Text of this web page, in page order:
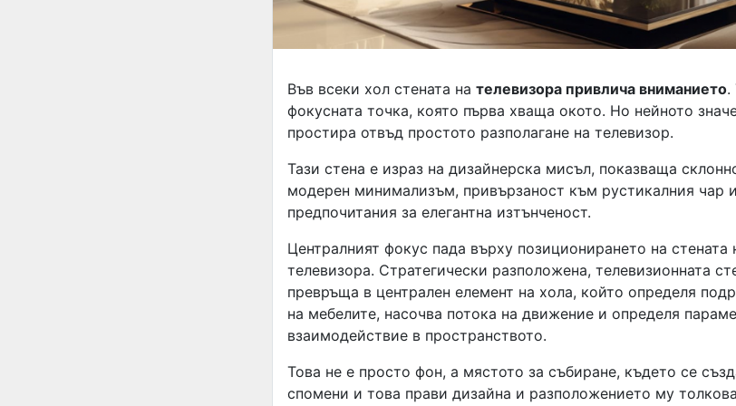
Във всеки хол стената на телевизора привлича вниманието.
фокусната точка, която първа хваща окото. Но нейното
простира отвъд простото разполагане на телевизор.
Тази стена е израз на дизайнерска мисъл, показваща
модерен минимализъм, привързаност към рустикалния чар
предпочитания за елегантна изтънченост.
Централният фокус пада върху позиционирането на стената
телевизора. Стратегически разположена, телевизионната
превръща в централен елемент на хола, който определя
на мебелите, насочва потока на движение и определя
взаимодействие в пространството.
Това не е просто фон, а мястото за събиране, където се
спомени и това прави дизайна и разположението му